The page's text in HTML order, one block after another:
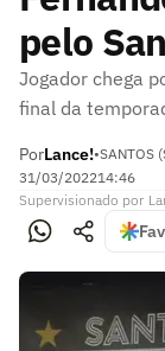
pelo
Jogador chega
final da
PorLance!•SANTOS
31/03/202214:46
Supervisionado por